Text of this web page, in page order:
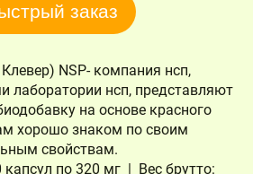
заказ
NSP- компания нсп,
лаборатории нсп, представляют
на основе красного
хорошо знаком по своим
свойствам.
по 320 мг | Вес брутто: